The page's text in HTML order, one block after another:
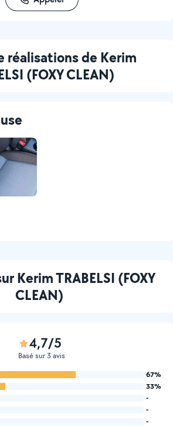
réalisations de Kerim
(FOXY CLEAN)
Kerim TRABELSI (FOXY
CLEAN)
4,7/5
Basé sur 3 avis
67%
33%
-
-
-